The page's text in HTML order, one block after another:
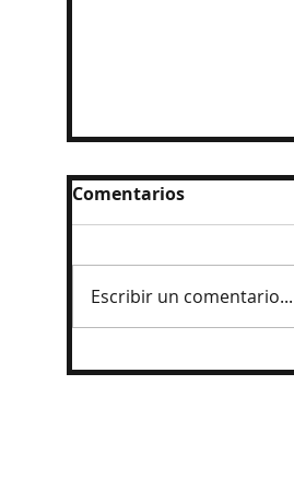
Comentarios
Escribir un comentario...